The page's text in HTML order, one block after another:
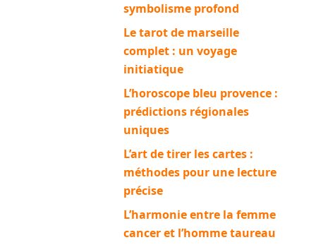
symbolisme profond
Le tarot de marseille
complet : un voyage
initiatique
L’horoscope bleu provence :
prédictions régionales
uniques
L’art de tirer les cartes :
méthodes pour une lecture
précise
L’harmonie entre la femme
cancer et l’homme taureau